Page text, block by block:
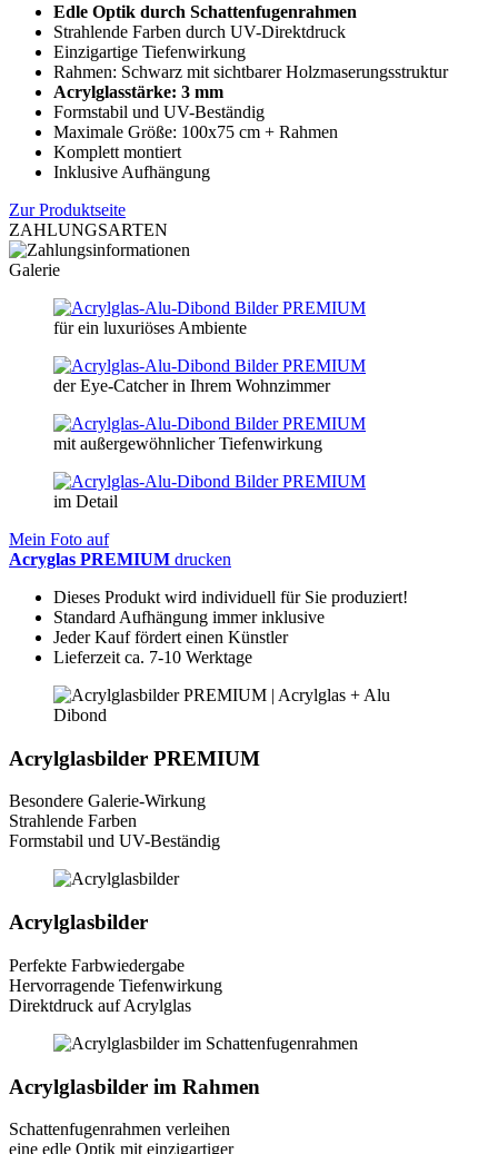
Edle Optik durch Schattenfugenrahmen
Strahlende Farben durch UV-Direktdruck
Einzigartige Tiefenwirkung
Rahmen: Schwarz mit sichtbarer Holzmaserungsstruktur
Acrylglasstärke: 3 mm
Formstabil und UV-Beständig
Maximale Größe: 100x75 cm + Rahmen
Komplett montiert
Inklusive Aufhängung
Zur Produktseite
ZAHLUNGSARTEN
Galerie
für ein luxuriöses Ambiente
der Eye-Catcher in Ihrem Wohnzimmer
mit außergewöhnlicher Tiefenwirkung
im Detail
Mein Foto auf
Acryglas PREMIUM drucken
Dieses Produkt wird individuell für Sie produziert!
Standard Aufhängung immer inklusive
Jeder Kauf fördert einen Künstler
Lieferzeit ca. 7-10 Werktage
Acrylglasbilder PREMIUM
Besondere Galerie-Wirkung
Strahlende Farben
Formstabil und UV-Beständig
Acrylglasbilder
Perfekte Farbwiedergabe
Hervorragende Tiefenwirkung
Direktdruck auf Acrylglas
Acrylglasbilder im Rahmen
Schattenfugenrahmen verleihen
eine edle Optik mit einzigartiger